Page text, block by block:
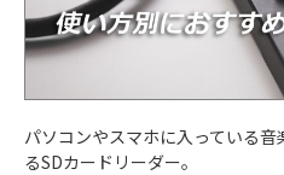
パソコンやスマホに入っている
るSDカードリーダー。